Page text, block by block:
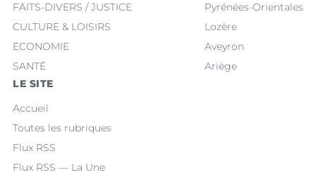
FAITS-DIVERS / JUSTICE
CULTURE & LOISIRS
ECONOMIE
SANTÉ
Pyrénées-Orientales
Lozère
Aveyron
Ariège
LE SITE
Accueil
Toutes les rubriques
Flux RSS
Flux RSS — La Une